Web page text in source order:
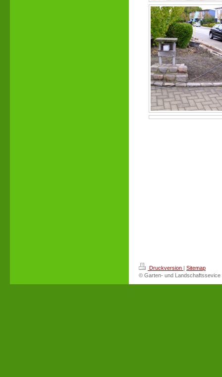
Druckversion | Sitemap
© Garten- und Landschaftssevice